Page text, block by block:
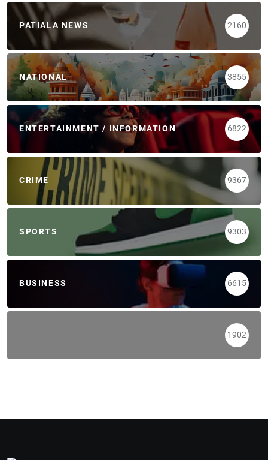
PATIALA NEWS 2160
NATIONAL 3855
ENTERTAINMENT / INFORMATION 6822
CRIME 9367
SPORTS 9303
BUSINESS 6615
1902